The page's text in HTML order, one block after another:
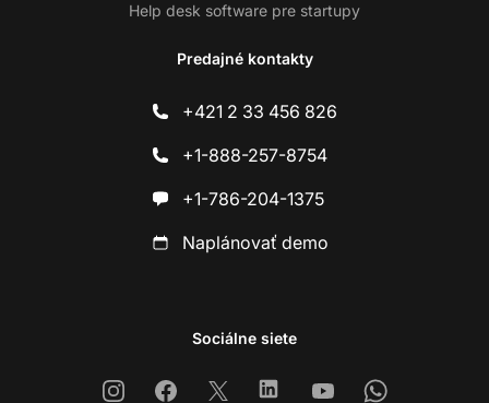
Help desk software pre startupy
Predajné kontakty
+421 2 33 456 826
+1-888-257-8754
+1-786-204-1375
Naplánovať demo
Sociálne siete
InstagramFacebook
X LinkedinYoutubeWhatsapp